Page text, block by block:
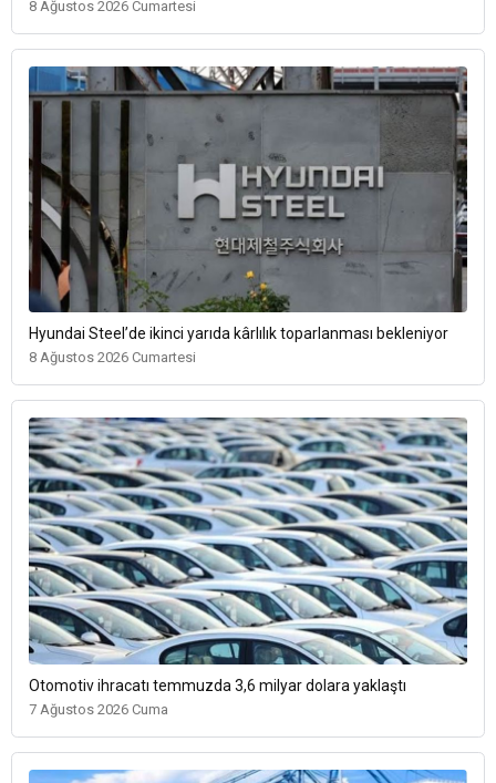
8 Ağustos 2026 Cumartesi
Hyundai Steel’de ikinci yarıda kârlılık toparlanması bekleniyor
8 Ağustos 2026 Cumartesi
Otomotiv ihracatı temmuzda 3,6 milyar dolara yaklaştı
7 Ağustos 2026 Cuma